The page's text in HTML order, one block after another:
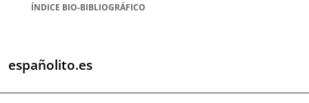
ÍNDICE BIO-BIBLIOGRÁFICO
españolito.es